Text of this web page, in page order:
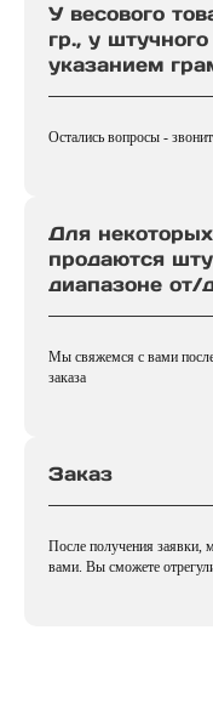
У весового
гр., у
указанием
Остались вопросы -
Для
продаются
диапазоне от/
Мы свяжемся с вами
заказа
Заказ
После получения заявки,
вами. Вы сможете